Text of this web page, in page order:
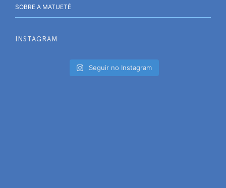
SOBRE A MATUETÉ
INSTAGRAM
Seguir no Instagram